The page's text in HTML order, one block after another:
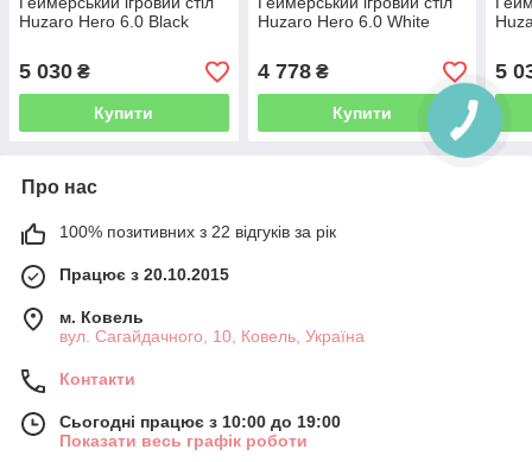
Huzaro Hero 6.0 Black
5 030 ₴
Купити
Huzaro Hero 6.0 White
4 778₴
Купити
5
Про нас
100% позитивних з 22 відгуків за рік
Працює з 20.10.2015
м. Ковель
вул. Сагайдачного, 10, Ковель, Україна
Контакти
Сьогодні працює з 10:00 до 19:00
Показати весь графік роботи